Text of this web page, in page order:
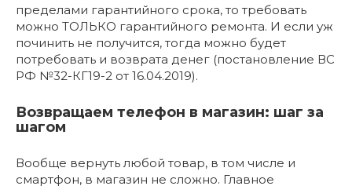
пределами гарантийного срока, то требовать
можно ТОЛЬКО гарантийного ремонта. И если уж
починить не получится, тогда можно будет
потребовать и возврата денег (постановление ВС
РФ №32-КГ19-2 от 16.04.2019).
Возвращаем телефон в магазин: шаг за
шагом
Вообще вернуть любой товар, в том числе и
смартфон, в магазин не сложно. Главное